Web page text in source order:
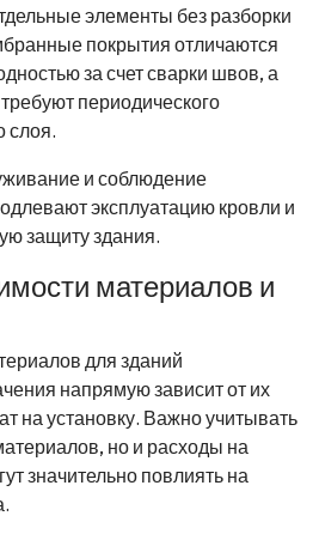
элементы без разборки
покрытия отличаются
за счет сварки швов, а
периодического
слоя.
и соблюдение
эксплуатацию кровли и
защиту здания.
материалов и
для зданий
напрямую зависит от их
на установку. Важно учитывать
но и расходы на
значительно повлиять на